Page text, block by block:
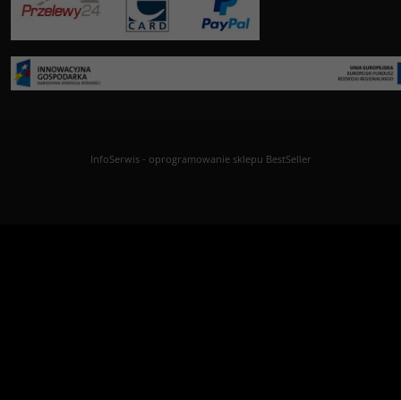
InfoSerwis- oprogramowanie sklepu BestSeller